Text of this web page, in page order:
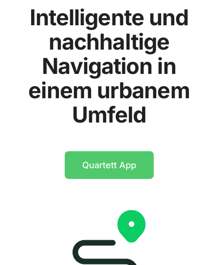
Intelligente und
nachhaltige
Navigation in
einem urbanem
Umfeld
Quartett App